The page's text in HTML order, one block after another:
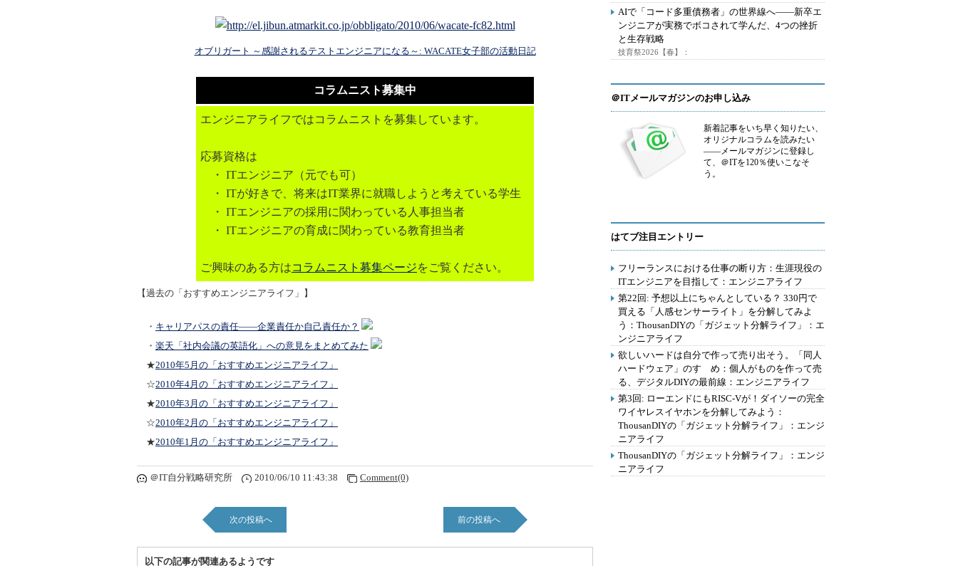
オブリガート ～感謝されるテストエンジニアになる～: WACATE女子部の活動日記
コラムニスト募集中
エンジニアライフではコラムニストを募集しています。
応募資格は
・ ITエンジニア（元でも可）
・ ITが好きで、将来はIT業界に就職しようと考えている学生
・ ITエンジニアの採用に関わっている人事担当者
・ ITエンジニアの育成に関わっている教育担当者
ご興味のある方はコラムニスト募集ページをご覧ください。
【過去の「おすすめエンジニアライフ」】
・ キャリアパスの責任――企業責任か自己責任か？
・ 楽天「社内会議の英語化」への意見をまとめてみた
★2010年5月の「おすすめエンジニアライフ」
☆2010年4月の「おすすめエンジニアライフ」
★2010年3月の「おすすめエンジニアライフ」
☆2010年2月の「おすすめエンジニアライフ」
★2010年1月の「おすすめエンジニアライフ」
＠IT自分戦略研究所 2010/06/10 11:43:38 Comment(0)
次の投稿へ 前の投稿へ
以下の記事が関連あるようです
AIで「コード多重債務者」の世界線へ――新卒エ
ンジニアが実務でボコされて学んだ、4つの挫折
と生存戦略
技育祭2026【春】：
＠ITメールマガジンのお申し込み
新着記事をいち早く知りたい、
オリジナルコラムを読みたい
――メールマガジンに登録し
て、＠ITを120％使いこなそ
う。
はてブ注目エントリー
フリーランスにおける仕事の断り方：生涯現役の
ITエンジニアを目指して：エンジニアライフ
第22回: 予想以上にちゃんとしている？ 330円で
買える「人感センサーライト」を分解してみよ
う：ThousanDIYの「ガジェット分解ライフ」：エ
ンジニアライフ
欲しいハードは自分で作って売り出そう。「同人
ハードウェア」のすゝめ：個人がものを作って売
る、デジタルDIYの最前線：エンジニアライフ
第3回: ローエンドにもRISC-Vが！ダイソーの完全
ワイヤレスイヤホンを分解してみよう：
ThousanDIYの「ガジェット分解ライフ」：エンジ
ニアライフ
ThousanDIYの「ガジェット分解ライフ」：エンジ
ニアライフ